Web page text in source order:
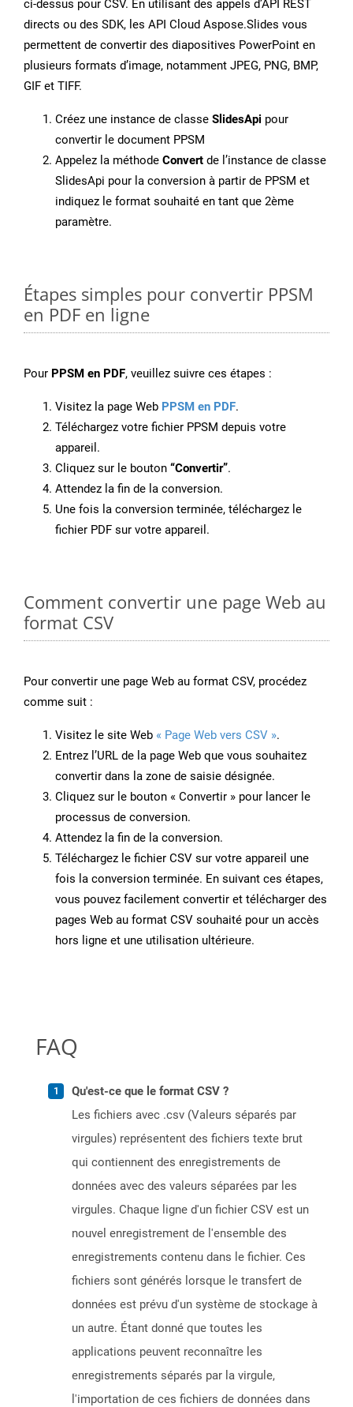
ci-dessus pour CSV. En utilisant des appels d’API REST
directs ou des SDK, les API Cloud Aspose.Slides vous
permettent de convertir des diapositives PowerPoint en
plusieurs formats d’image, notamment JPEG, PNG, BMP,
GIF et TIFF.
Créez une instance de classe SlidesApi pour
convertir le document PPSM
Appelez la méthode Convert de l’instance de classe
SlidesApi pour la conversion à partir de PPSM et
indiquez le format souhaité en tant que 2ème
paramètre.
Étapes simples pour convertir PPSM
en PDF en ligne
Pour PPSM en PDF, veuillez suivre ces étapes :
Visitez la page Web PPSM en PDF.
Téléchargez votre fichier PPSM depuis votre
appareil.
Cliquez sur le bouton “Convertir”.
Attendez la fin de la conversion.
Une fois la conversion terminée, téléchargez le
fichier PDF sur votre appareil.
Comment convertir une page Web au
format CSV
Pour convertir une page Web au format CSV, procédez
comme suit :
Visitez le site Web « Page Web vers CSV ».
Entrez l’URL de la page Web que vous souhaitez
convertir dans la zone de saisie désignée.
Cliquez sur le bouton « Convertir » pour lancer le
processus de conversion.
Attendez la fin de la conversion.
Téléchargez le fichier CSV sur votre appareil une
fois la conversion terminée. En suivant ces étapes,
vous pouvez facilement convertir et télécharger des
pages Web au format CSV souhaité pour un accès
hors ligne et une utilisation ultérieure.
FAQ
Qu'est-ce que le format CSV ?
Les fichiers avec .csv (Valeurs séparés par
virgules) représentent des fichiers texte brut
qui contiennent des enregistrements de
données avec des valeurs séparées par les
virgules. Chaque ligne d'un fichier CSV est un
nouvel enregistrement de l'ensemble des
enregistrements contenu dans le fichier. Ces
fichiers sont générés lorsque le transfert de
données est prévu d'un système de stockage à
un autre. Étant donné que toutes les
applications peuvent reconnaître les
enregistrements séparés par la virgule,
l'importation de ces fichiers de données dans